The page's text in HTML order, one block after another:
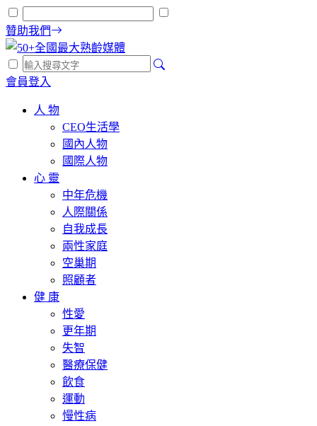
贊助我們
會員登入
人 物
CEO生活學
國內人物
國際人物
心 靈
中年危機
人際關係
自我成長
兩性家庭
空巢期
照顧者
健 康
性愛
更年期
失智
醫療保健
飲食
運動
慢性病